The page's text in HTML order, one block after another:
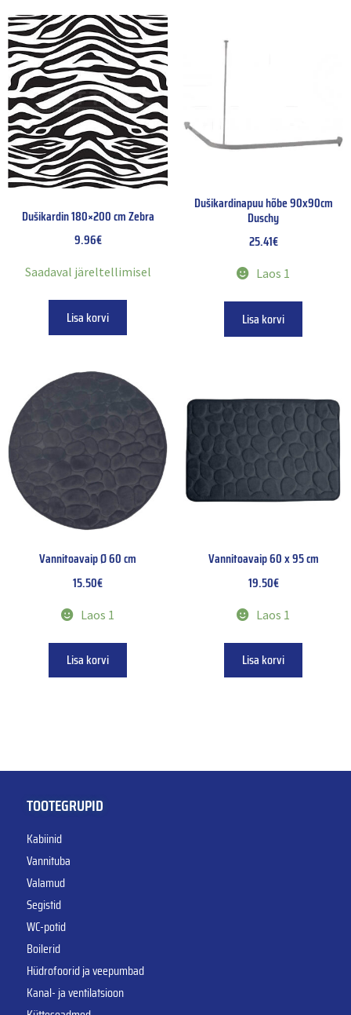
Dušikardin 180×200 cm Zebra
9.96€
Saadaval järeltellimisel
Lisa korvi
Dušikardinapuu hõbe 90x90cm
Duschy
25.41€
Laos 1
Lisa korvi
Vannitoavaip Ø 60 cm
15.50€
Laos 1
Lisa korvi
Vannitoavaip 60 x 95 cm
19.50€
Laos 1
Lisa korvi
TOOTEGRUPID
Kabiinid
Vannituba
Valamud
Segistid
WC-potid
Boilerid
Hüdrofoorid ja veepumbad
Kanal- ja ventilatsioon